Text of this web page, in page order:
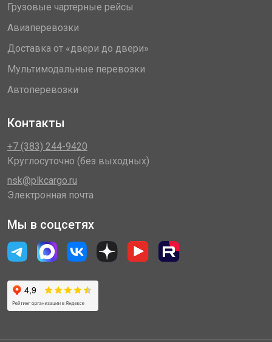
Грузовые чартерные рейсы
Авиаперевозки
Доставка от «двери до двери»
Мультимодальные перевозки
Автоперевозки
Контакты
+7 (383) 244-9420
Круглосуточно (без выходных)
nsk@plkcargo.ru
Электронная почта
Мы в соцсетях